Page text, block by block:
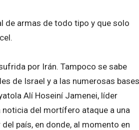
de armas de todo tipo y que solo
por Irán. Tampoco se sabe
de Israel y a las numerosas bases
Alí Hoseiní Jamenei, líder
del mortífero ataque a una
del país, en donde, al momento en